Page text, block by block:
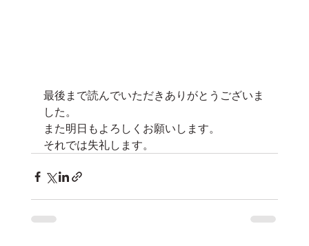
最後まで読んでいただきありがとうございま
した。
また明日もよろしくお願いします。
それでは失礼します。